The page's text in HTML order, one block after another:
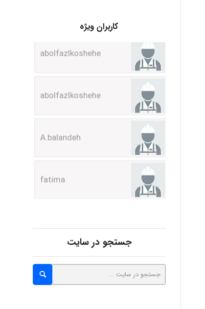
کاربران ویژه
abolfazlkoshehe
A.balandeh
fatima
Jafar Tym
aghajari vahid
Poubakhtiari
جستجو در سایت